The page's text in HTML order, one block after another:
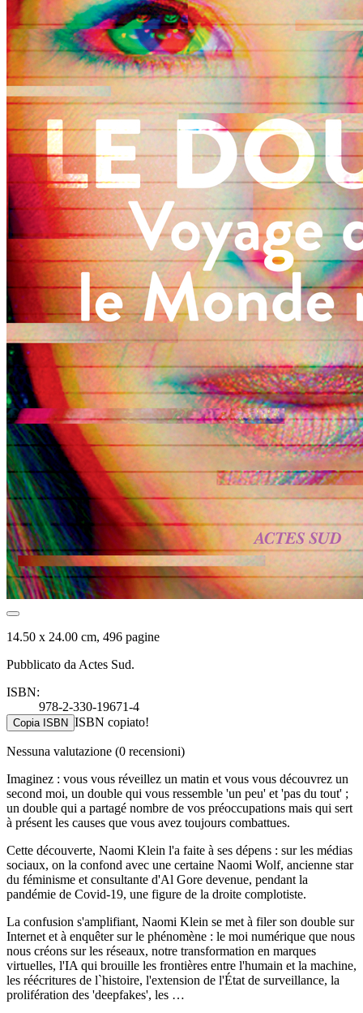
14.50 x 24.00 cm, 496 pagine
Pubblicato da Actes Sud.
ISBN:
978-2-330-19671-4
Copia ISBN ISBN copiato!
Nessuna valutazione (0 recensioni)
Imaginez : vous vous réveillez un matin et vous vous découvrez un
second moi, un double qui vous ressemble 'un peu' et 'pas du tout' ;
un double qui a partagé nombre de vos préoccupations mais qui sert
à présent les causes que vous avez toujours combattues.
Cette découverte, Naomi Klein l'a faite à ses dépens : sur les médias
sociaux, on la confond avec une certaine Naomi Wolf, ancienne star
du féminisme et consultante d'Al Gore devenue, pendant la
pandémie de Covid-19, une figure de la droite complotiste.
La confusion s'amplifiant, Naomi Klein se met à filer son double sur
Internet et à enquêter sur le phénomène : le moi numérique que nous
nous créons sur les réseaux, notre transformation en marques
virtuelles, l'IA qui brouille les frontières entre l'humain et la machine,
les réécritures de l`histoire, l'extension de l'État de surveillance, la
prolifération des 'deepfakes', les …